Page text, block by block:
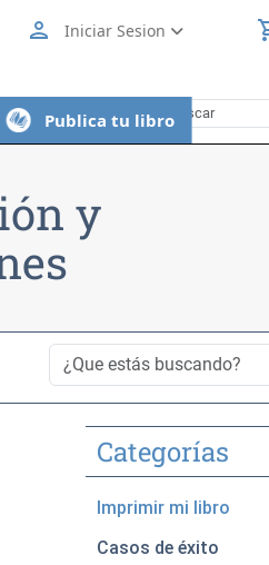
person Iniciar Sesion
Publica tu libro
y
Categorías
Imprimir mi libro
Casos de éxito